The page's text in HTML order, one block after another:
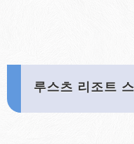
루스츠 리조트